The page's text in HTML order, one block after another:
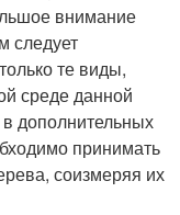
внимание
следует
те виды,
среде данной
дополнительных
принимать
соизмеряя их